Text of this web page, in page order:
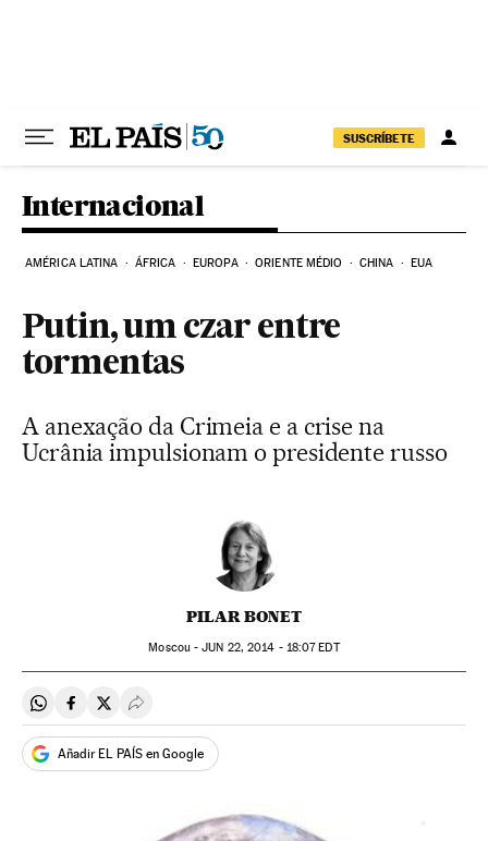
SUSCRÍBETE
Internacional
AMÉRICA LATINA ÁFRICA EUROPA ORIENTE MÉDIO CHINA EUA
Putin, um czar entre
tormentas
A anexação da Crimeia e a crise na
Ucrânia impulsionam o presidente russo
PILAR BONET
Moscou -JUN 22, 2014 - 18:07EDT
Compartir en Whatsapp
Compartir en Facebook
Compartir en Twitter
Desplegar Redes Sociales
Añadir EL PAÍS en Google